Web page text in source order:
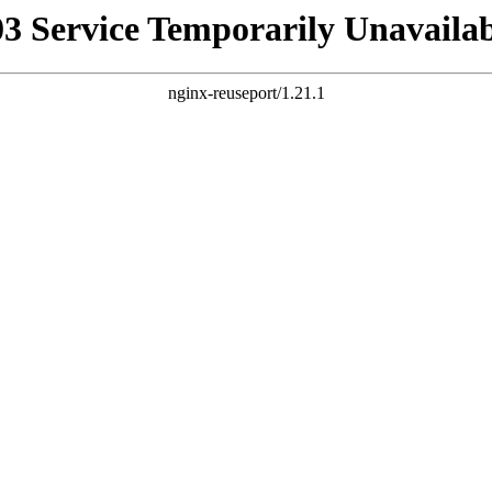
Service Temporarily
nginx-reuseport/1.21.1